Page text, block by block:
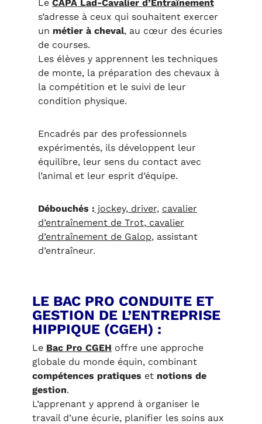
Le CAPA Lad-Cavalier d’Entraînement
s’adresse à ceux qui souhaitent exercer
un métier à cheval, au cœur des écuries
de courses.
Les élèves y apprennent les techniques
de monte, la préparation des chevaux à
la compétition et le suivi de leur
condition physique.
Encadrés par des professionnels
expérimentés, ils développent leur
équilibre, leur sens du contact avec
l’animal et leur esprit d’équipe.
Débouchés : jockey, driver, cavalier
d’entraînement de Trot, cavalier
d’entraînement de Galop, assistant
d’entraîneur.
LE BAC PRO CONDUITE ET
GESTION DE L’ENTREPRISE
HIPPIQUE (CGEH) :
Le Bac Pro CGEH offre une approche
globale du monde équin, combinant
compétences pratiques et notions de
gestion.
L’apprenant y apprend à organiser le
travail d’une écurie, planifier les soins aux